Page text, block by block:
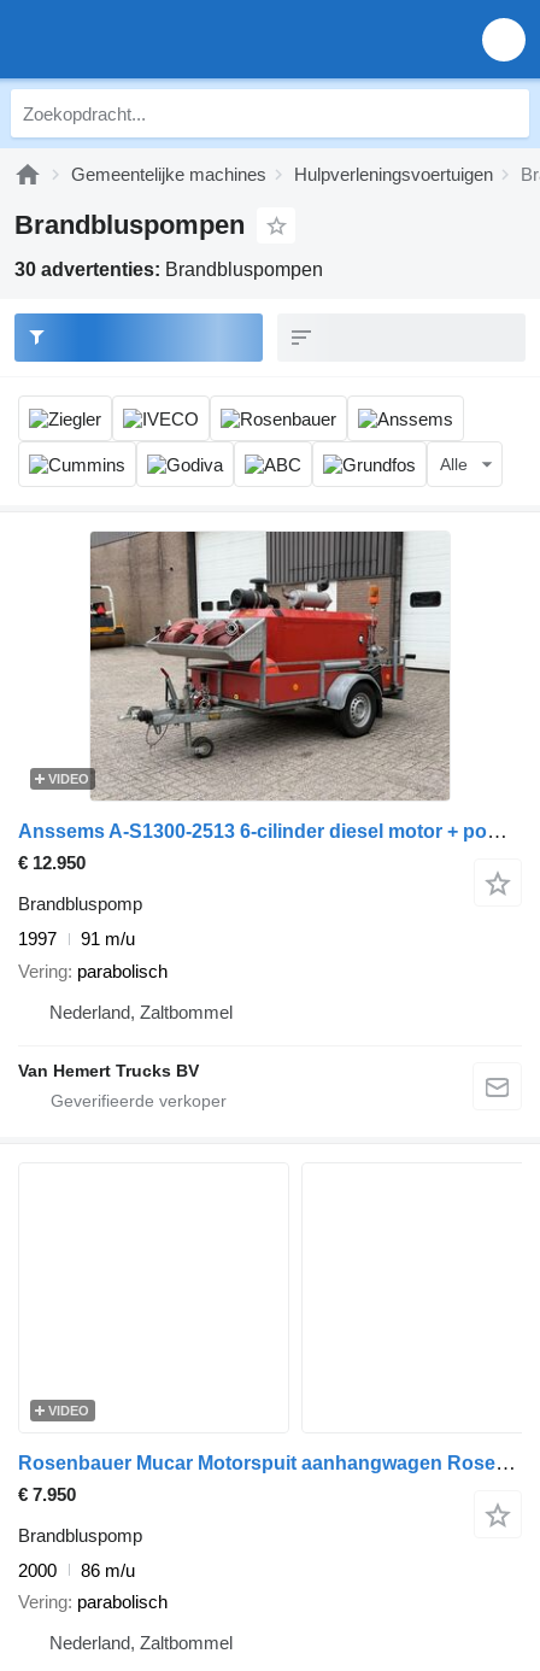
Gemeentelijke machines Hulpverleningsvoertuigen
Brandbluspompen
30 advertenties: Brandbluspompen
Alle
VIDEO
Anssems A-S1300-2513 6-cilinder diesel motor + pomp Inclusief toebehoren
€ 12.950
Brandbluspomp
1997
91 m/u
Vering parabolisch
Nederland, Zaltbommel
Van Hemert Trucks BV
VIDEO
Rosenbauer Mucar Motorspuit aanhangwagen Rosenbauer BMW Fox / Inclusief to
€ 7.950
Brandbluspomp
2000
86 m/u
Vering parabolisch
Nederland, Zaltbommel